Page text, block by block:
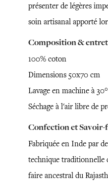
présenter de légères
soin artisanal apporté
Composition &
100% coton
Dimensions 50x70 cm
Lavage en machine à
Séchage à l'air libre de
Confection et
Fabriquée en Inde par
technique traditionnelle
faire ancestral du